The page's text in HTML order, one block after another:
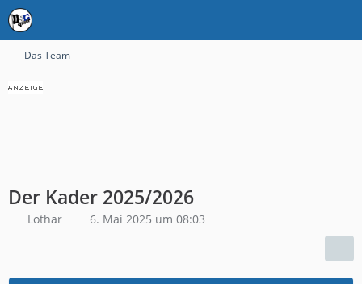
Das Team
Der Kader 2025/2026
Lothar 6. Mai 2025 um 08:03